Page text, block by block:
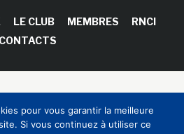
LE CLUB MEMBRES
RNCI
CONTACTS
Conseils
pour vous garantir la meilleure
Si vous continuez à utiliser ce